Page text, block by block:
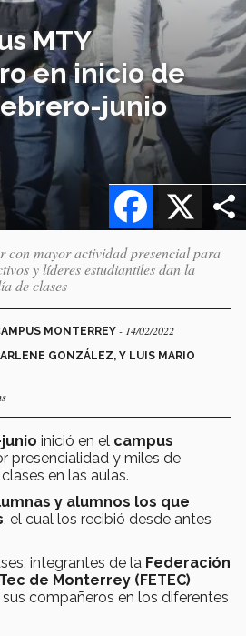
MTY
en inicio de
junio
X
Facebook
con mayor actividad presencial para
y líderes estudiantiles dan la
de clases
MONTERREY - 14/02/2022
GONZÁLEZ, Y LUIS MARIO
inició en el campus
presencialidad y miles de
en las aulas.
y alumnos los que
, el cual los recibió desde antes
integrantes de la Federación
de Monterrey (FETEC)
compañeros en los diferentes